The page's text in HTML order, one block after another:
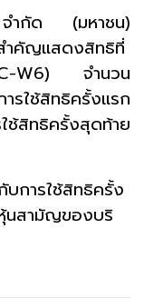
กัด (มหาชน)
ำคัญแสดงสิทธิที่
W6) จำนวน
รใช้สิทธิครั้งแรก
ใช้สิทธิครั้งสุดท้าย
บการใช้สิทธิครั้ง
นสามัญของบริ